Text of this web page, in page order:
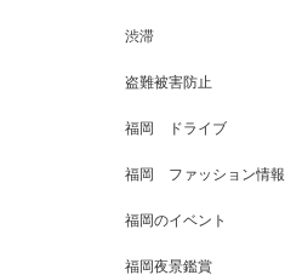
渋滞
盗難被害防止
福岡 ドライブ
福岡 ファッション情報
福岡のイベント
福岡夜景鑑賞